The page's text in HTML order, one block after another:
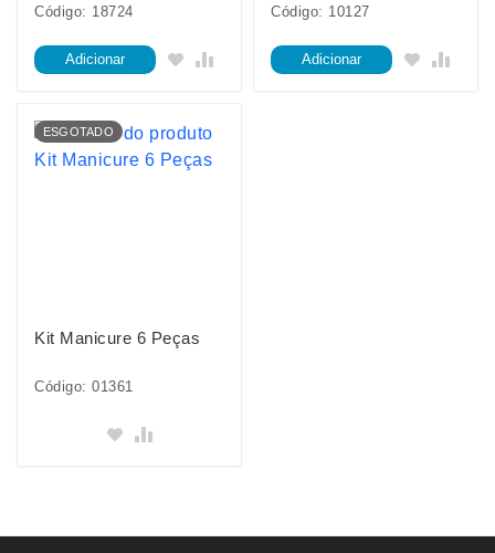
Código: 18724
Adicionar
Código: 10127
Adicionar
ESGOTADO
Kit Manicure 6 Peças
Código: 01361